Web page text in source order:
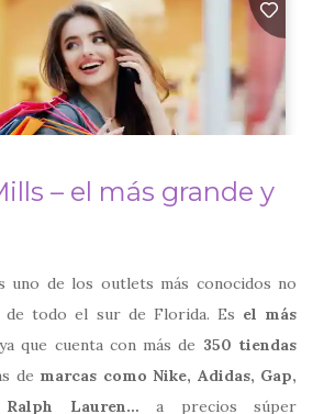
– el más grande y
uno de los outlets más conocidos no
de todo el sur de Florida. Es el más
que cuenta con más de 350 tiendas
de marcas como Nike, Adidas, Gap,
Lauren… a precios súper